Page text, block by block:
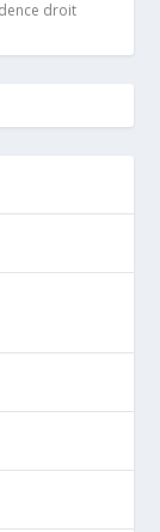
droit